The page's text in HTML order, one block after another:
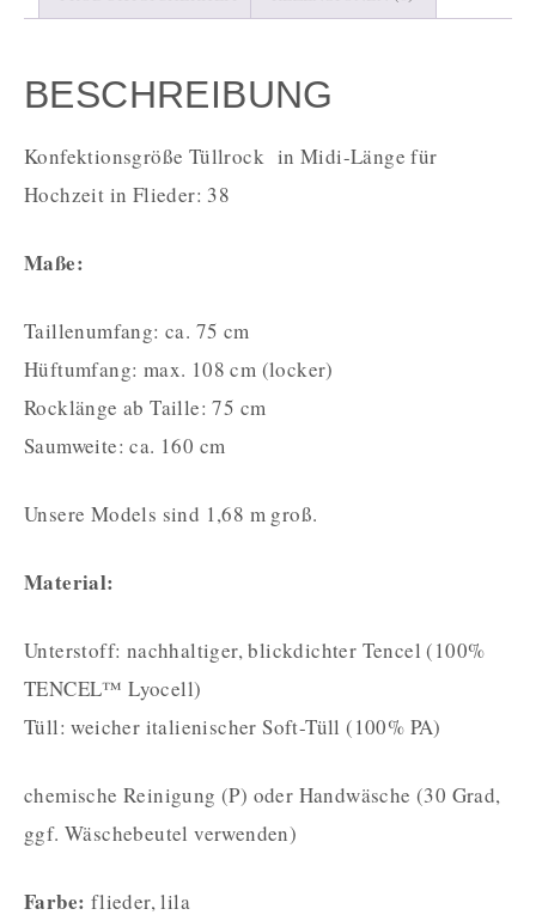
BESCHREIBUNG
Konfektionsgröße Tüllrock in Midi-Länge für
Hochzeit in Flieder: 38
Maße:
Taillenumfang: ca. 75 cm
Hüftumfang: max. 108 cm (locker)
Rocklänge ab Taille: 75 cm
Saumweite: ca. 160 cm
Unsere Models sind 1,68 m groß.
Material:
Unterstoff: nachhaltiger, blickdichter Tencel (100%
TENCEL™ Lyocell)
Tüll: weicher italienischer Soft-Tüll (100% PA)
chemische Reinigung (P) oder Handwäsche (30 Grad,
ggf. Wäschebeutel verwenden)
Farbe: flieder, lila